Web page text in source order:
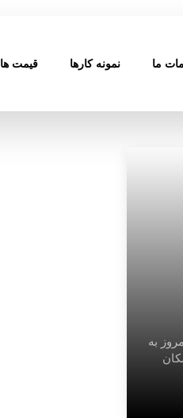
ما نمونه کارها قیمت ها
به